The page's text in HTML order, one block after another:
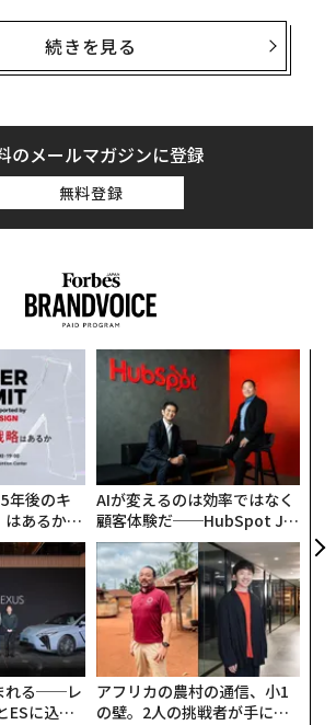
たのは、再生可能エネルギー事業を手
リーン・エナジーの株価で、ムンバイ
落した。グループの中核企業であるア
ツも3％下落した。
アダニとグループ傘下の企業の幹部ら
年にかけて、太陽光エネルギー事業契
に共謀してインド政府に2億5000万ド
（SEC）も、アダニが連邦証券法の詐
したとして告発した。アダニは、これ
、法的手段を講じる意向を示してい
続きを見る
のメールマガジンに登録
無料登録
年後のキ
はあるか。
ィブのキャ
S
AIが変えるのは効率ではなく
顧客体験だ──HubSpot Ja
panが語る「Grow Better」
な組織のつくり方
れる──レ
ESに込め
アフリカの農村の通信、小1
の壁。2人の挑戦者が手にし